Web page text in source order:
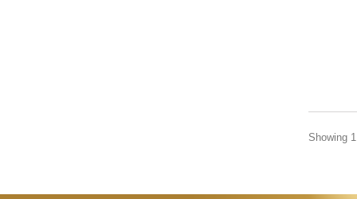
Showing